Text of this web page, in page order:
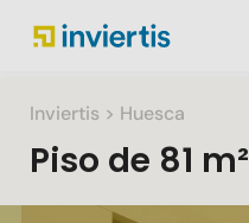
Inviertis > Huesca
Piso de 81 m²